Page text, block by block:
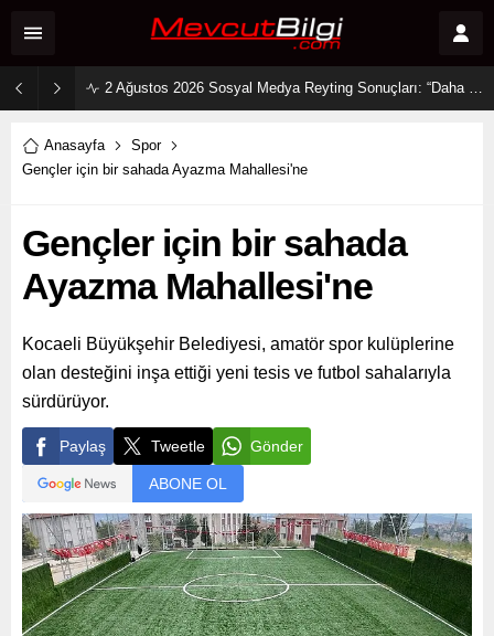
2 Ağustos 2026 Sosyal Medya Reyting Sonuçları: “Daha 17” Ekranlara Ambargo Koydu!
Anasayfa
Spor
Gençler için bir sahada Ayazma Mahallesi'ne
Gençler için bir sahada
Ayazma Mahallesi'ne
Kocaeli Büyükşehir Belediyesi, amatör spor kulüplerine
olan desteğini inşa ettiği yeni tesis ve futbol sahalarıyla
sürdürüyor.
Paylaş Tweetle Gönder
ABONE OL